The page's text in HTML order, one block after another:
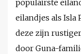
populairste
eilandjes als Isla
deze zijn
door Guna-